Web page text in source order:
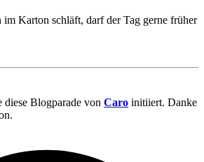
im Karton schläft, darf der Tag gerne früher
Blogparade von Caro initiiert. Danke